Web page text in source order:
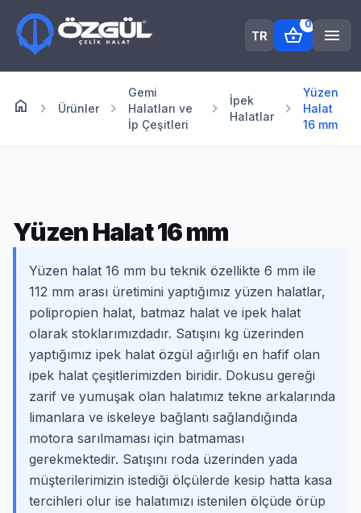
TR shopping_basket
0
menu
home Anasayfa
chevron_right Ürünler chevron_right
Gemi
Halatları ve
İp Çeşitleri
chevron_right
İpek
Halatlar
chevron_right
Yüzen
Halat
16 mm
Yüzen Halat 16 mm
Yüzen halat 16 mm bu teknik özellikte 6 mm ile
112 mm arası üretimini yaptığımız yüzen halatlar,
polipropien halat, batmaz halat ve ipek halat
olarak stoklarımızdadır. Satışını kg üzerinden
yaptığımız ipek halat özgül ağırlığı en hafif olan
ipek halat çeşitlerimizden biridir. Dokusu gereği
zarif ve yumuşak olan halatımız tekne arkalarında
limanlara ve iskeleye bağlantı sağlandığında
motora sarılmaması için batmaması
gerekmektedir. Satışını roda üzerinden yada
müşterilerimizin istediği ölçülerde kesip hatta kasa
tercihleri olur ise halatımızı istenilen ölçüde örüp